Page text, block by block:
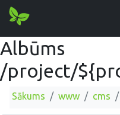
Albūms
/project/
Sākums www cms